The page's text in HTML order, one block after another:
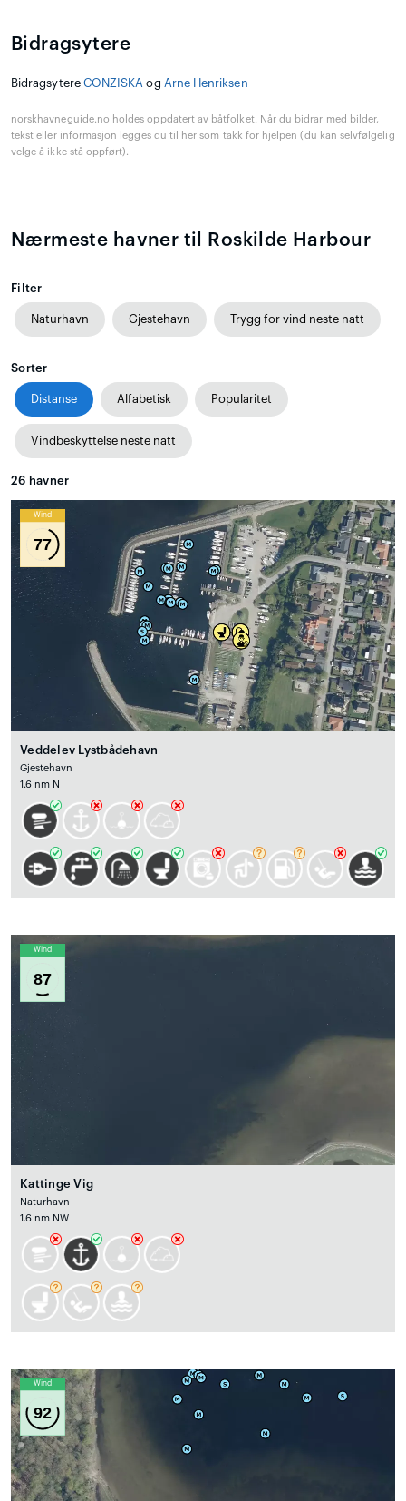
Bidragsytere
Bidragsytere CONZISKA og Arne Henriksen
norskhavneguide.no holdes oppdatert av båtfolket. Når du bidrar med bilder,
tekst eller informasjon legges du til her som takk for hjelpen (du kan selvfølgelig
velge å ikke stå oppført).
Nærmeste havner til Roskilde Harbour
Filter
Naturhavn Gjestehavn Trygg for vind neste natt
Sorter
Distanse Alfabetisk Popularitet
Vindbeskyttelse neste natt
26 havner
Wind
77
Veddelev Lystbådehavn
Gjestehavn
1.6 nm N
Wind
87
Kattinge Vig
Naturhavn
1.6 nm NW
Wind
92